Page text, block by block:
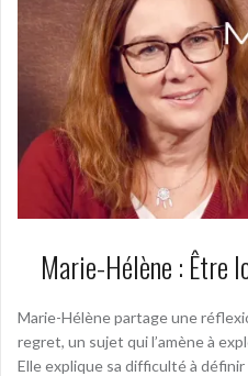
Marie-Hélène : Être
Marie-Hélène partage une
regret, un sujet qui l’amène à
Elle explique sa difficulté à